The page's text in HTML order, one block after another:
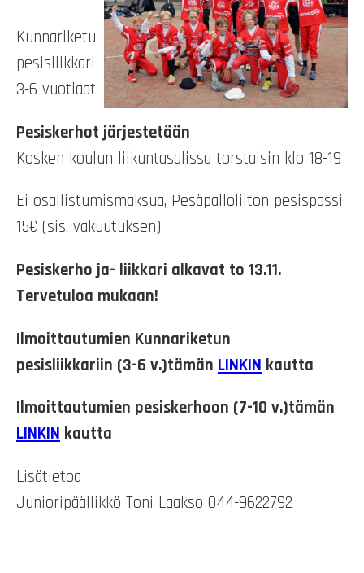
-
Kunnariketu
pesisliikkari
3-6 vuotiaat
Pesiskerhot järjestetään
Kosken koulun liikuntasalissa torstaisin klo 18-19
Ei osallistumismaksua, Pesäpalloliiton pesispassi
15€ (sis. vakuutuksen)
Pesiskerho ja- liikkari alkavat to 13.11.
Tervetuloa mukaan!
Ilmoittautumien Kunnariketun
pesisliikkariin (3-6 v.)tämän LINKIN kautta
Ilmoittautumien pesiskerhoon (7-10 v.)tämän
LINKIN kautta
Lisätietoa
Junioripäällikkö Toni Laakso 044-9622792